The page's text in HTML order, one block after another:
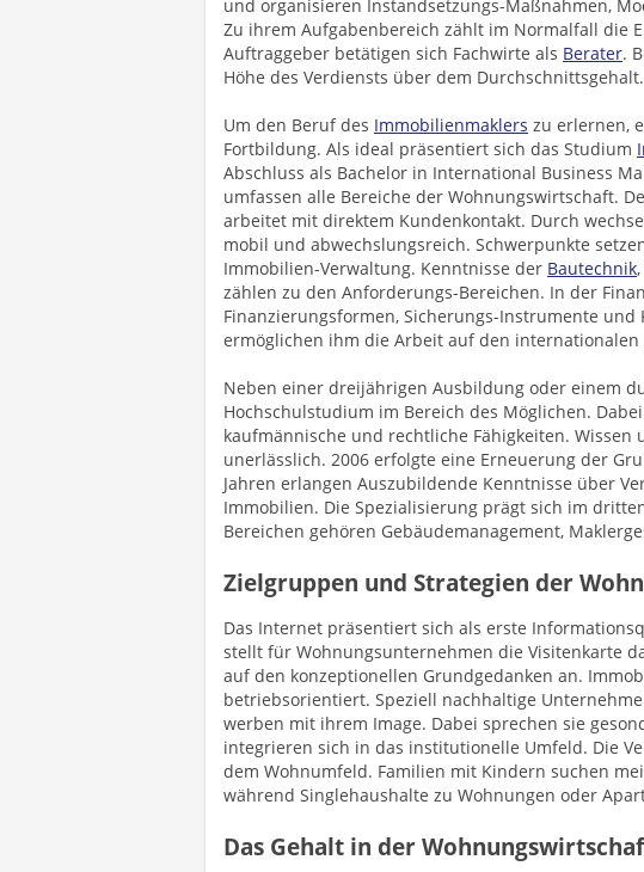
und organisieren Instandsetzungs-Maßnahmen,
Zu ihrem Aufgabenbereich zählt im Normalfall die
Auftraggeber betätigen sich Fachwirte als Berater.
Höhe des Verdiensts über dem Durchschnittsgehalt.
Um den Beruf des Immobilienmaklers zu erlernen,
Fortbildung. Als ideal präsentiert sich das Studium
Abschluss als Bachelor in International Business
umfassen alle Bereiche der Wohnungswirtschaft.
arbeitet mit direktem Kundenkontakt. Durch
mobil und abwechslungsreich. Schwerpunkte
Immobilien-Verwaltung. Kenntnisse der Bautechnik
zählen zu den Anforderungs-Bereichen. In der
Finanzierungsformen, Sicherungs-Instrumente
ermöglichen ihm die Arbeit auf den
Neben einer dreijährigen Ausbildung oder einem
Hochschulstudium im Bereich des Möglichen.
kaufmännische und rechtliche Fähigkeiten.
unerlässlich. 2006 erfolgte eine Erneuerung der
Jahren erlangen Auszubildende Kenntnisse über
Immobilien. Die Spezialisierung prägt sich im
Bereichen gehören Gebäudemanagement,
Zielgruppen und Strategien der
Das Internet präsentiert sich als erste
stellt für Wohnungsunternehmen die Visitenkarte
auf den konzeptionellen Grundgedanken an.
betriebsorientiert. Speziell nachhaltige
werben mit ihrem Image. Dabei sprechen sie
integrieren sich in das institutionelle Umfeld. Die
dem Wohnumfeld. Familien mit Kindern suchen
während Singlehaushalte zu Wohnungen oder
Das Gehalt in der